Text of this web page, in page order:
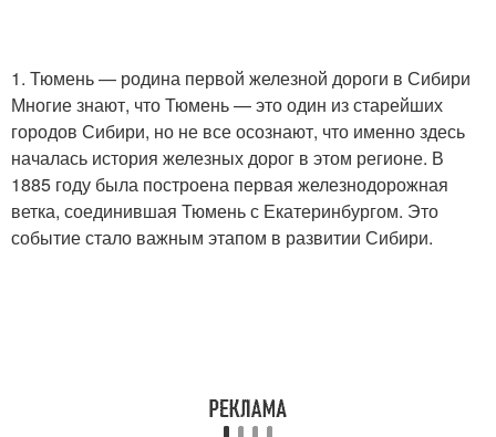
1. Тюмень — родина первой железной дороги в Сибири
Многие знают, что Тюмень — это один из старейших
городов Сибири, но не все осознают, что именно здесь
началась история железных дорог в этом регионе. В
1885 году была построена первая железнодорожная
ветка, соединившая Тюмень с Екатеринбургом. Это
событие стало важным этапом в развитии Сибири.